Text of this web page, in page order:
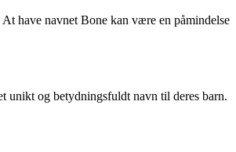
have navnet Bone kan være en påmindelse
unikt og betydningsfuldt navn til deres barn.